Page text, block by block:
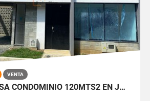
VENTA
VENTA CASA CONDOMINIO 120MTS2 EN JAMUNDÍ 14254-1